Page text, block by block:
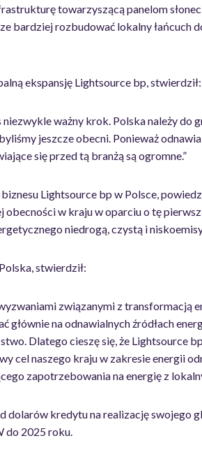
towarzyszącą panelom
bardziej rozbudować lokalny łańcuch
ekspansję Lightsource bp, stwierdził:
ważny krok. Polska należy do
jeszcze obecni. Ponieważ
się przed tą branżą są ogromne.”
Lightsource bp w Polsce,
obecności w kraju w oparciu o tę
niedrogą, czystą i
stwierdził:
związanymi z transformacją
głównie na odnawialnych źródłach
Dlatego cieszę się, że Lightsource
cel naszego kraju w zakresie energii
zapotrzebowania na energię z
dolarów kredytu na realizację swojego
do 2025 roku.